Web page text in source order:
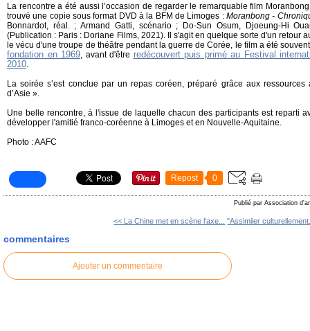
La rencontre a été aussi l’occasion de regarder le remarquable film
trouvé une copie sous format DVD à la BFM de Limoges : Moranbong -
Bonnardot, réal. ; Armand Gatti, scénario ; Do-Sun Osum, Djoeung-Hi
(Publication : Paris : Doriane Films, 2021). Il s'agit en quelque sorte d'un retour
le vécu d'une troupe de théâtre pendant la guerre de Corée, le film a été
fondation en 1969, avant d'être redécouvert puis primé au Festival
2010.
La soirée s’est conclue par un repas coréen, préparé grâce aux
d’Asie ».
Une belle rencontre, à l'issue de laquelle chacun des participants est reparti
développer l'amitié franco-coréenne à Limoges et en Nouvelle-Aquitaine.
Photo : AAFC
Repost 0
Publié par Association
<< La Chine met en scène l'axe... "Assimiler
commentaires
Ajouter un commentaire